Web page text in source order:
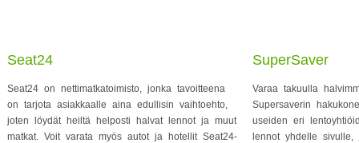
Seat24
Seat24 on nettimatkatoimisto, jonka tavoitteena
on tarjota asiakkaalle aina edullisin vaihtoehto,
joten löydät heiltä helposti halvat lennot ja muut
matkat. Voit varata myös autot ja hotellit Seat24-
SuperSaver
Varaa takuulla
Supersaverin
useiden eri
lennot yhdelle